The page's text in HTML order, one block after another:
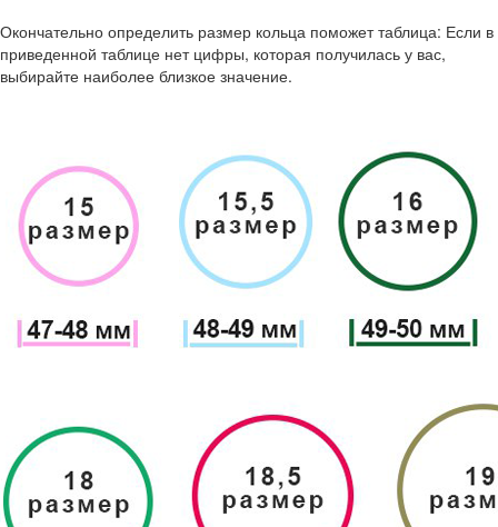
Окончательно определить размер кольца поможет таблица: Если в
приведенной таблице нет цифры, которая получилась у вас,
выбирайте наиболее близкое значение.